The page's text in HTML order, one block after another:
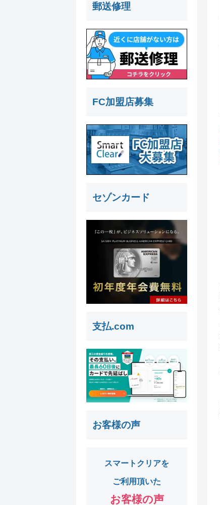
郵送修理
FC加盟店募集
セゾンカード
支払.com
お客様の声
スマートクリアを
ご利用頂いた
お客様の声